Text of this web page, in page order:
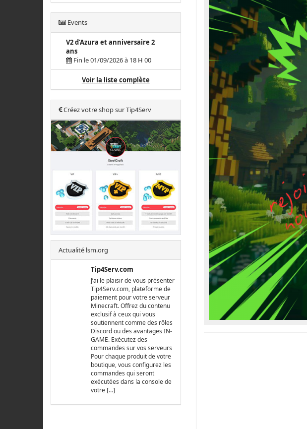
Events
V2 d'Azura et anniversaire 2
ans
Fin le 01/09/2026 à 18 H 00
Voir la liste complète
Créez votre shop sur Tip4Serv
Actualité lsm.org
Tip4Serv.com
J’ai le plaisir de vous présenter
Tip4Serv.com, plateforme de
paiement pour votre serveur
Minecraft. Offrez du contenu
exclusif à ceux qui vous
soutiennent comme des rôles
Discord ou des avantages IN-
GAME. Exécutez des
commandes sur vos serveurs
Pour chaque produit de votre
boutique, vous configurez les
commandes qui seront
exécutées dans la console de
votre […]